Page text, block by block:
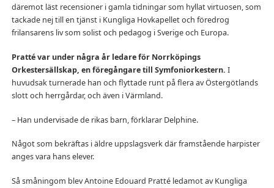
däremot läst recensioner i gamla tidningar som hyllat virtuosen, som
tackade nej till en tjänst i Kungliga Hovkapellet och föredrog
frilansarens liv som solist och pedagog i Sverige och Europa.
Pratté var under några år ledare för Norrköpings
Orkestersällskap, en föregångare till Symfoniorkestern. I
huvudsak turnerade han och flyttade runt på flera av Östergötlands
slott och herrgårdar, och även i Värmland.
– Han undervisade de rikas barn, förklarar Delphine.
Något som bekräftas i äldre uppslagsverk där framstående harpister
anges vara hans elever.
Så småningom blev Antoine Edouard Pratté ledamot av Kungliga